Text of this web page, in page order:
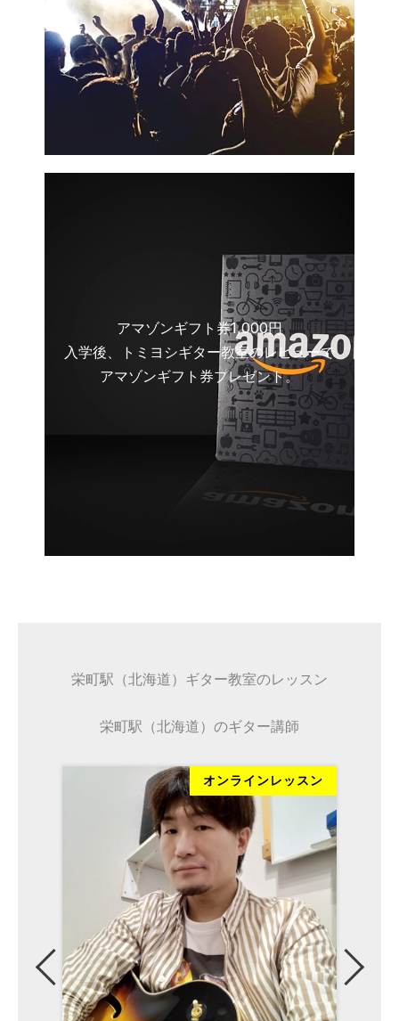
アマゾンギフト券1,000円
入学後、トミヨシギター教室のレビューで
アマゾンギフト券プレゼント。
栄町駅（北海道）ギター教室のレッスン
栄町駅（北海道）のギター講師
オンラインレッスン